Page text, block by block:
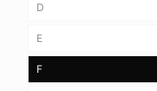
D
E
F